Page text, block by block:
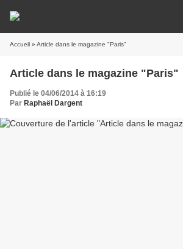
Accueil » Article dans le magazine "Paris"
Article dans le magazine "Paris"
Publié le 04/06/2014 à 16:19
Par Raphaël Dargent